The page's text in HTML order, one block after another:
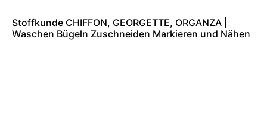
Stoffkunde CHIFFON, GEORGETTE, ORGANZA |
Waschen Bügeln Zuschneiden Markieren und Nähen